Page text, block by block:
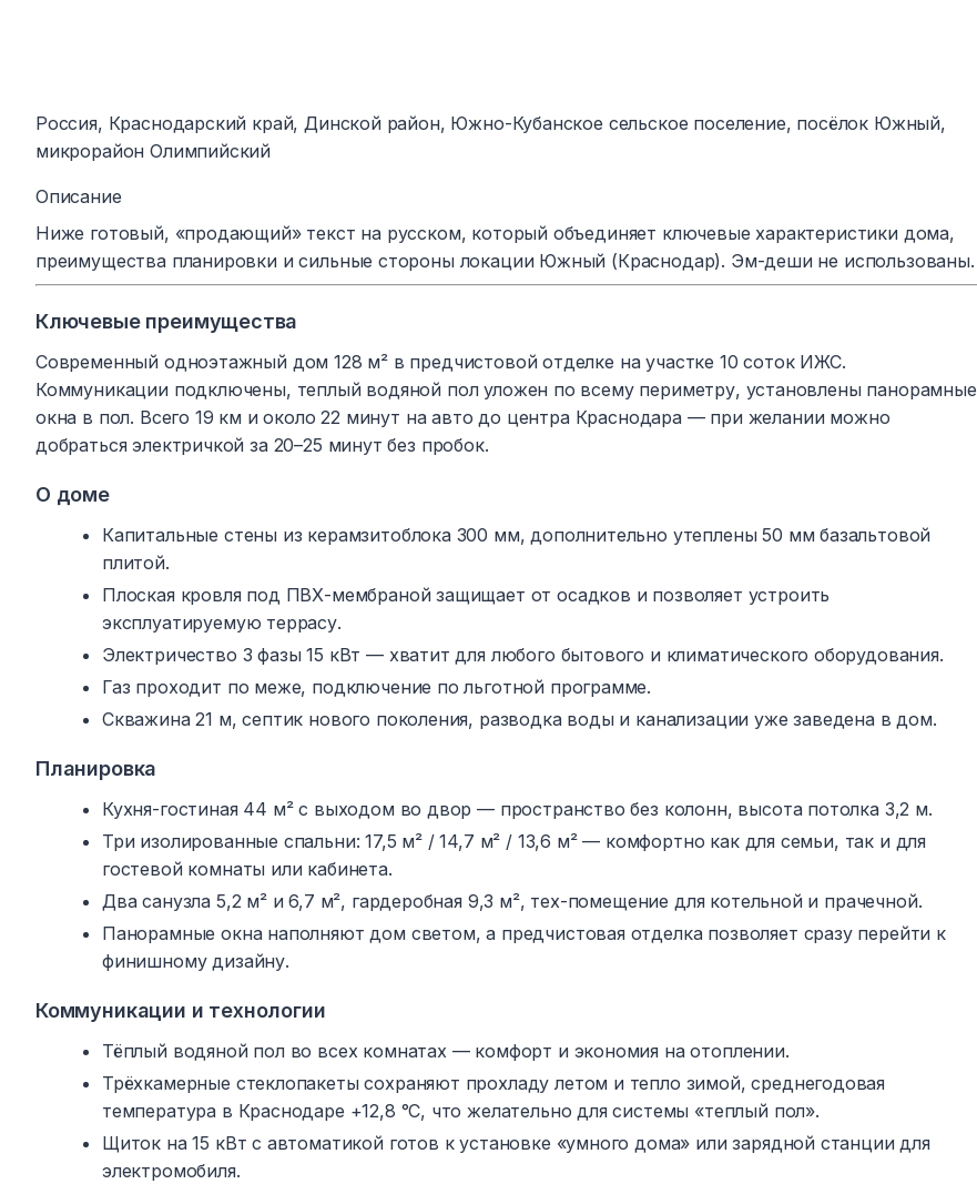
Россия, Краснодарский край, Динской район, Южно-Кубанское сельское поселение, посёлок Южный,
микрорайон Олимпийский
Описание
Ниже готовый, «продающий» текст на русском, который объединяет ключевые характеристики дома,
преимущества планировки и сильные стороны локации Южный (Краснодар). Эм-деши не использованы.
Ключевые преимущества
Современный одноэтажный дом 128 м² в предчистовой отделке на участке 10 соток ИЖС.
Коммуникации подключены, теплый водяной пол уложен по всему периметру, установлены панорамные
окна в пол. Всего 19 км и около 22 минут на авто до центра Краснодара — при желании можно
добраться электричкой за 20–25 минут без пробок.
О доме
Капитальные стены из керамзитоблока 300 мм, дополнительно утеплены 50 мм базальтовой
плитой.
Плоская кровля под ПВХ-мембраной защищает от осадков и позволяет устроить
эксплуатируемую террасу.
Электричество 3 фазы 15 кВт — хватит для любого бытового и климатического оборудования.
Газ проходит по меже, подключение по льготной программе.
Скважина 21 м, септик нового поколения, разводка воды и канализации уже заведена в дом.
Планировка
Кухня-гостиная 44 м² с выходом во двор — пространство без колонн, высота потолка 3,2 м.
Три изолированные спальни: 17,5 м² / 14,7 м² / 13,6 м² — комфортно как для семьи, так и для
гостевой комнаты или кабинета.
Два санузла 5,2 м² и 6,7 м², гардеробная 9,3 м², тех-помещение для котельной и прачечной.
Панорамные окна наполняют дом светом, а предчистовая отделка позволяет сразу перейти к
финишному дизайну.
Коммуникации и технологии
Тёплый водяной пол во всех комнатах — комфорт и экономия на отоплении.
Трёхкамерные стеклопакеты сохраняют прохладу летом и тепло зимой, среднегодовая
температура в Краснодаре +12,8 °C, что желательно для системы «теплый пол».
Щиток на 15 кВт с автоматикой готов к установке «умного дома» или зарядной станции для
электромобиля.